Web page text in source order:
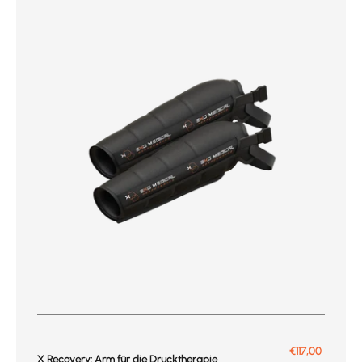
X Recovery: Arm für die Drucktherapie
Prix de vente
€117,00